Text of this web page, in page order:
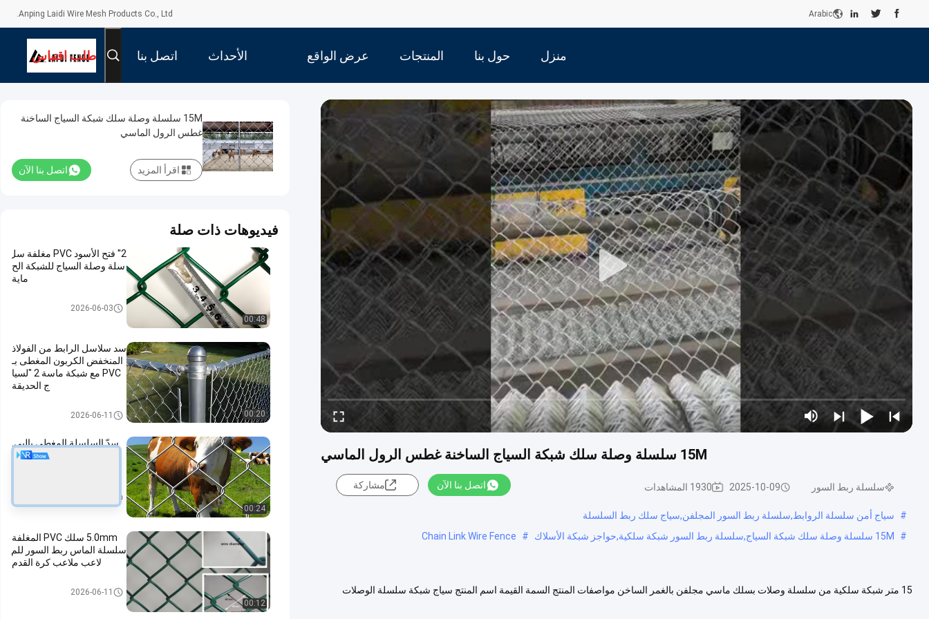
Anping Laidi Wire Mesh Products Co., Ltd. Arabic
منزل حول بنا المنتجات عرض الواقع
الافتراضي
الأحداث اتصل بنا طلب اقتباس
15M سلسلة وصلة سلك شبكة السياج الساخنة غطس الرول الماسي
سلسلة ربط السور 2025-10-09 1930 المشاهدات اتصل بنا الآن مشاركة
#
سياج أمن سلسلة الروابط,سلسلة ربط السور المجلفن,سياج سلك ربط السلسلة
#
15M سلسلة وصلة سلك شبكة السياج,سلسلة ربط السور شبكة سلكية,حواجز شبكة الأسلاك #
Chain Link Wire Fence
15 متر شبكة سلكية من سلسلة وصلات بسلك ماسي مجلفن بالغمر الساخن مواصفات المنتج السمة القيمة اسم المنتج سياج شبكة سلسلة الوصلات
15M سلسلة وصلة سلك شبكة السياج الساخنة
غطس الرول الماسي
اتصل بنا الآن اقرأ المزيد
فيديوهات ذات صلة
00:48
2'' فتح الأسود PVC مغلفة سل
سلة وصلة السياج للشبكة الح
ماية
سلسلة ربط السور2026-06-03
00:20
سد سلاسل الرابط من الفولاذ
المنخفض الكربون المغطى بـ
PVC مع شبكة ماسة 2 "لسيا
ج الحديقة
سلسلة ربط السور2026-06-11
00:24
سدّ السلسلة المغطى بالبي.
في.سي يقدم مقاومة للتآكل
00:12
5.0mm سلك PVC المغلفة
سلسلة الماس ربط السور للم
لاعب ملاعب كرة القدم
سلسلة ربط السور2026-06-11